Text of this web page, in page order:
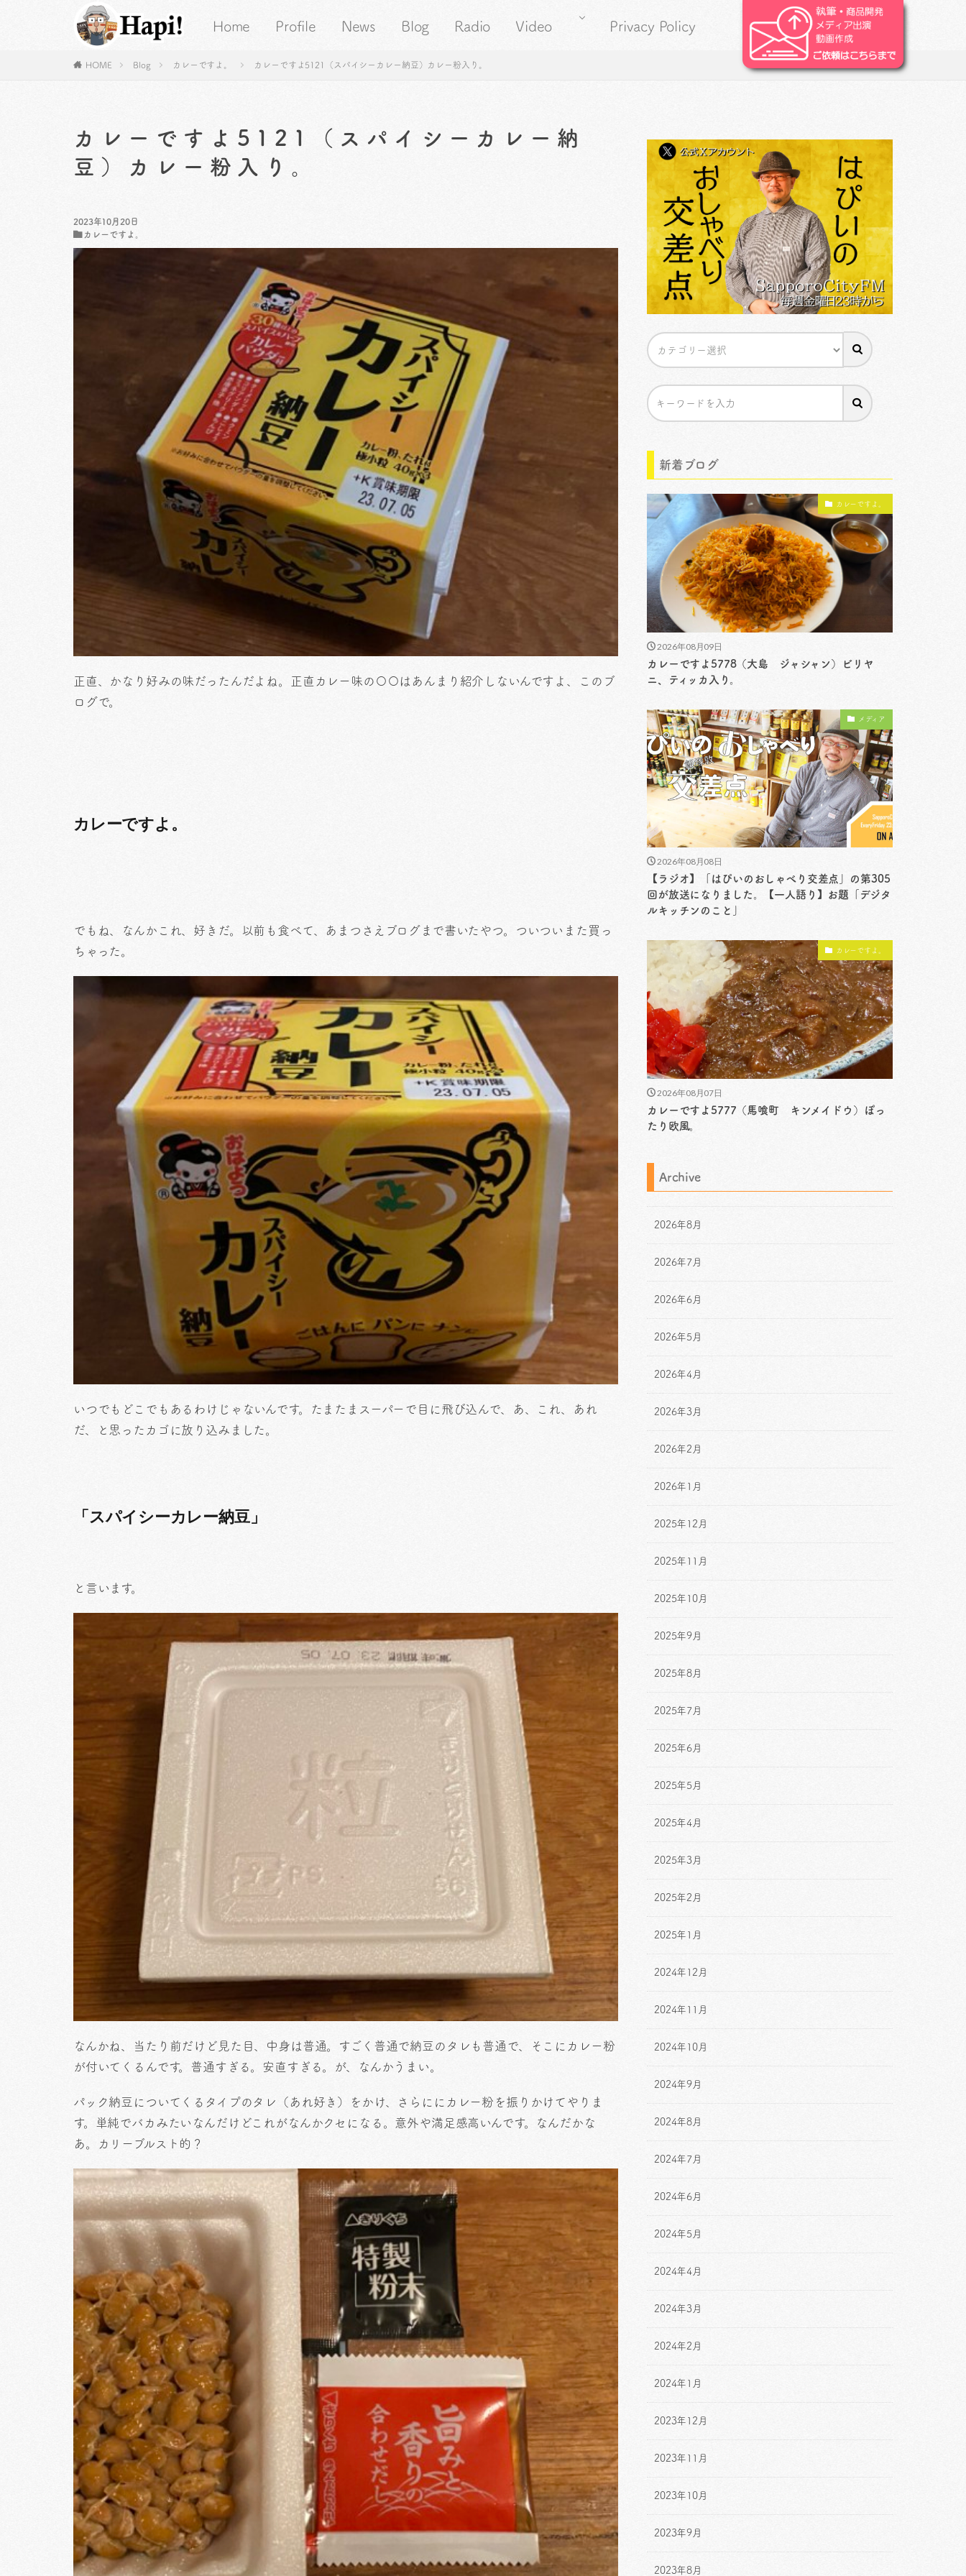
Home Profile News Blog Radio Video Privacy Policy
HOME Blog カレーですよ。 カレーですよ5121（スパイシーカレー納豆）カレー粉入り。
カレーですよ5121（スパイシーカレー納
豆）カレー粉入り。
2023年10月20日
カレーですよ。
正直、かなり好みの味だったんだよね。正直カレー味の〇〇はあんまり紹介しないんですよ、このブ
ログで。
カレーですよ。
でもね、なんかこれ、好きだ。以前も食べて、あまつさえブログまで書いたやつ。ついついまた買っ
ちゃった。
いつでもどこでもあるわけじゃないんです。たまたまスーパーで目に飛び込んで、あ、これ、あれ
だ、と思ったカゴに放り込みました。
「スパイシーカレー納豆」
と言います。
なんかね、当たり前だけど見た目、中身は普通。すごく普通で納豆のタレも普通で、そこにカレー粉
が付いてくるんです。普通すぎる。安直すぎる。が、なんかうまい。
パック納豆についてくるタイプのタレ（あれ好き）をかけ、さらににカレー粉を振りかけてやりま
す。単純でバカみたいなんだけどこれがなんかクセになる。意外や満足感高いんです。なんだかな
あ。カリーブルスト的？
新着ブログ
カレーですよ。
2026年08月09日
カレーですよ5778（大島 ジャシャン）ビリヤ
ニ、ティッカ入り。
メディア
2026年08月08日
【ラジオ】「はぴいのおしゃべり交差点」の第305
回が放送になりました。【一人語り】お題「デジタ
ルキッチンのこと」
カレーですよ。
2026年08月07日
カレーですよ5777（馬喰町 キンメイドウ）ぽっ
たり欧風。
Archive
2026年8月
2026年7月
2026年6月
2026年5月
2026年4月
2026年3月
2026年2月
2026年1月
2025年12月
2025年11月
2025年10月
2025年9月
2025年8月
2025年7月
2025年6月
2025年5月
2025年4月
2025年3月
2025年2月
2025年1月
2024年12月
2024年11月
2024年10月
2024年9月
2024年8月
2024年7月
2024年6月
2024年5月
2024年4月
2024年3月
2024年2月
2024年1月
2023年12月
2023年11月
2023年10月
2023年9月
2023年8月